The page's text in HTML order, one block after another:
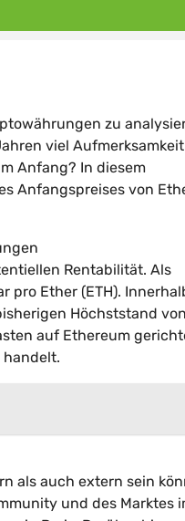
zu
viel
Anfang? In diesem
Anfangspreises von
Rentabilität. Als
pro Ether (ETH).
Höchststand
auf Ethereum
handelt.
als auch extern sein
und des Marktes